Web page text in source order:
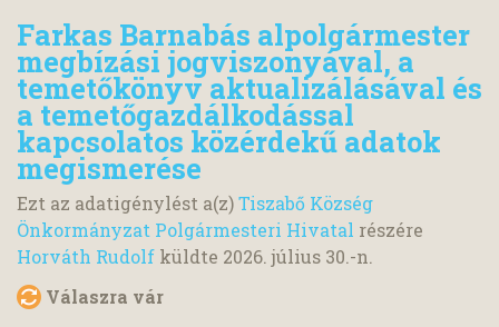
Farkas Barnabás alpolgármester
megbízási jogviszonyával, a
temetőkönyv aktualizálásával és
a temetőgazdálkodással
kapcsolatos közérdekű adatok
megismerése
Ezt az adatigénylést a(z)Tiszabő Község
Önkormányzat Polgármesteri Hivatal részére
Horváth Rudolf küldte 2026. július 30.-n.
Válaszra vár